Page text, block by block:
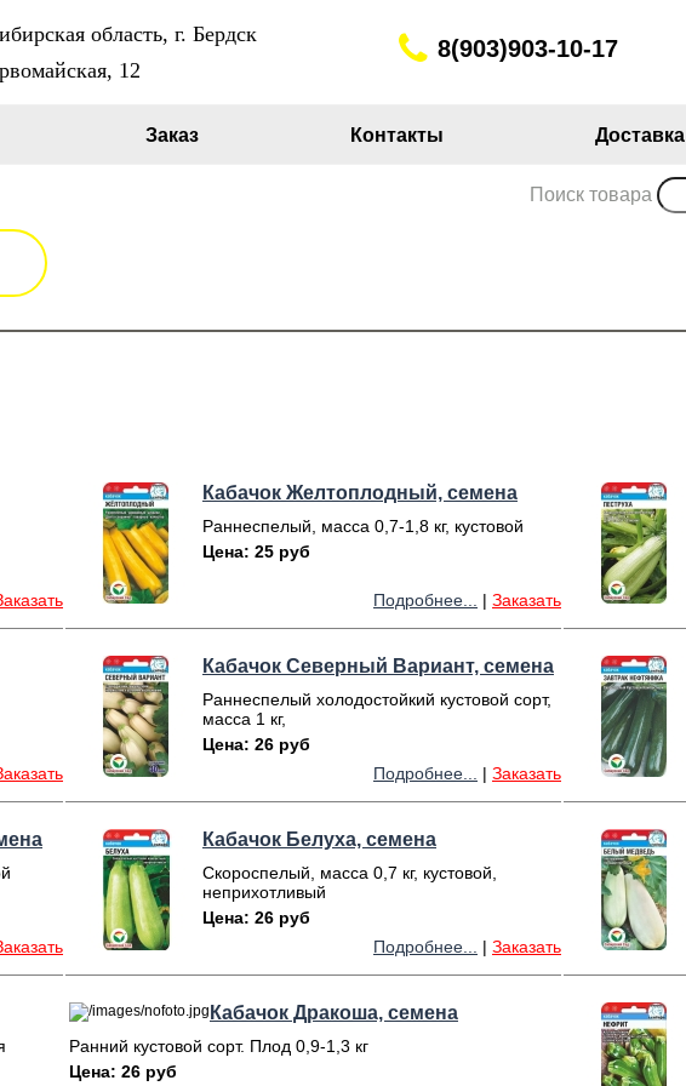
область, г. Бердск
12
8(903)903-10-17
Заказ Контакты Доставка
Поиск товара
Кабачок Желтоплодный, семена
Раннеспелый, масса 0,7-1,8 кг, кустовой
Цена: 25 руб
Подробнее... | Заказать
Кабачок Северный Вариант, семена
Раннеспелый холодостойкий кустовой сорт,
масса 1 кг,
Цена: 26 руб
Подробнее...
| Заказать
Кабачок Белуха, семена
Скороспелый, масса 0,7 кг, кустовой,
неприхотливый
Цена: 26 руб
Подробнее...
| Заказать
Кабачок Дракоша, семена
Ранний кустовой сорт. Плод 0,9-1,3 кг
Цена: 26 руб